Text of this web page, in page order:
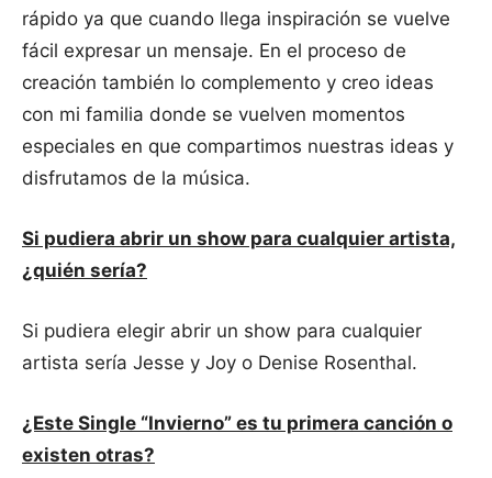
rápido ya que cuando llega inspiración se vuelve
fácil expresar un mensaje. En el proceso de
creación también lo complemento y creo ideas
con mi familia donde se vuelven momentos
especiales en que compartimos nuestras ideas y
disfrutamos de la música.
Si pudiera abrir un show para cualquier artista,
¿quién sería?
Si pudiera elegir abrir un show para cualquier
artista sería Jesse y Joy o Denise Rosenthal.
¿Este Single “Invierno” es tu primera canción o
existen otras?